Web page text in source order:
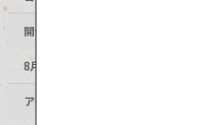
開催時期
8月第1土曜日
アクセス